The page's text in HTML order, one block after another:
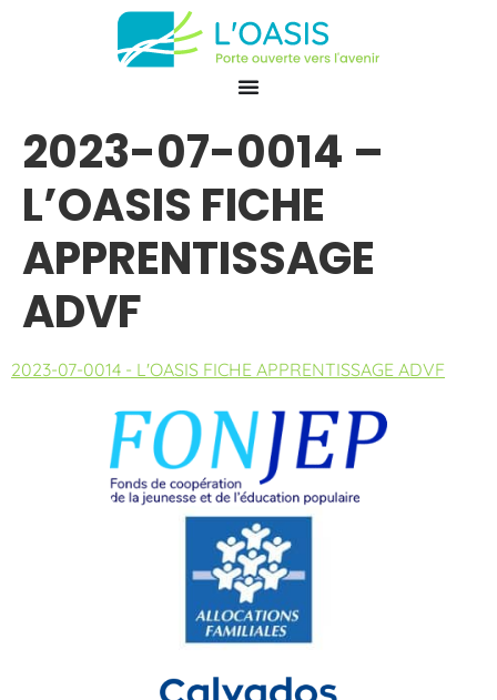
2023-07-0014 –
L’OASIS FICHE
APPRENTISSAGE
ADVF
2023-07-0014 - L'OASIS FICHE APPRENTISSAGE ADVF